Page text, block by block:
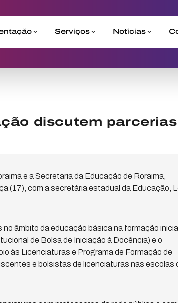
Serviços Notícias
discutem parcerias
e a Secretaria da Educação de Roraima,
(17), com a secretária estadual da Educação,
âmbito da educação básica na formação
de Bolsa de Iniciação à Docência) e o
às Licenciaturas e Programa de Formação de
e bolsistas de licenciaturas nas escolas